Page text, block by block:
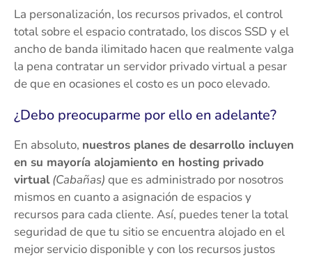
La personalización, los recursos privados, el control
total sobre el espacio contratado, los discos SSD y el
ancho de banda ilimitado hacen que realmente valga
la pena contratar un servidor privado virtual a pesar
de que en ocasiones el costo es un poco elevado.
¿Debo preocuparme por ello en adelante?
En absoluto, nuestros planes de desarrollo incluyen
en su mayoría alojamiento en hosting privado
virtual (Cabañas) que es administrado por nosotros
mismos en cuanto a asignación de espacios y
recursos para cada cliente. Así, puedes tener la total
seguridad de que tu sitio se encuentra alojado en el
mejor servicio disponible y con los recursos justos